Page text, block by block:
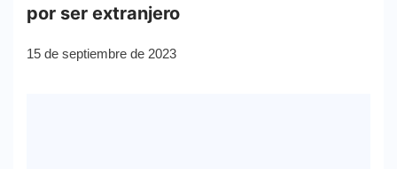
por ser extranjero
15 de septiembre de 2023